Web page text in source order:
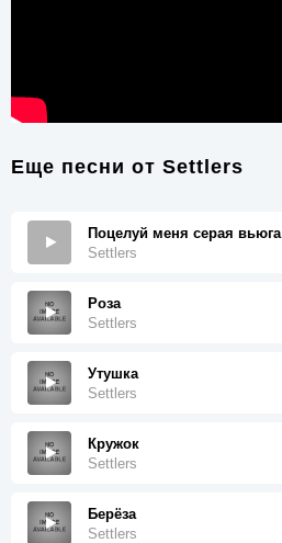
Еще песни от Settlers
Поцелуй меня серая вьюга
Settlers
Роза
Settlers
Утушка
Settlers
Кружок
Settlers
Берёза
Settlers